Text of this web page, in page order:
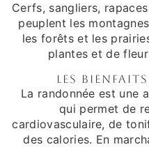
Cerfs, sangliers,
peuplent les
les forêts et les
plantes et de
Les
La randonnée est une
qui permet de
cardiovasculaire, de
des calories. En